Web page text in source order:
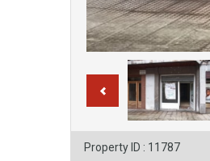
Property ID : 11787